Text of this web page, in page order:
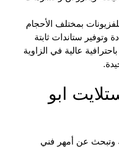
بمختلف الأحجام
وتوفير ستاندات ثابتة
عالية في الزاوية
ابو
وتبحث عن أمهر فني